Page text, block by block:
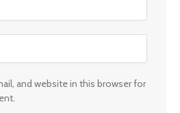
and website in this browser for